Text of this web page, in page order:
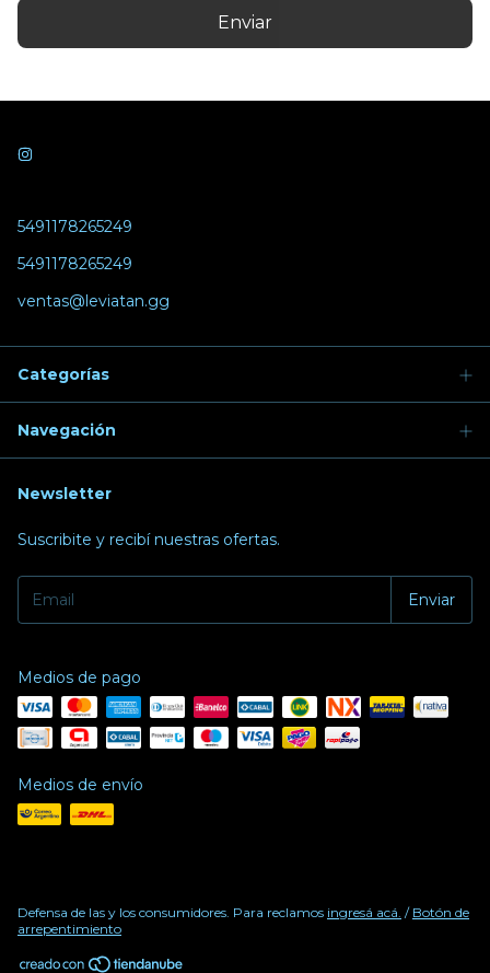
Enviar
5491178265249
5491178265249
ventas@leviatan.gg
Categorías
Navegación
Newsletter
Suscribite y recibí nuestras ofertas.
Medios de pago
Medios de envío
Defensa de las y los consumidores. Para reclamos ingresá acá. / Botón de
arrepentimiento